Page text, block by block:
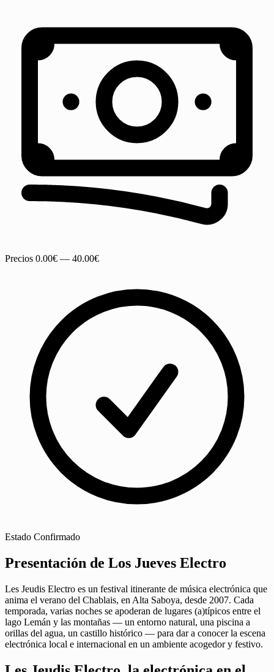
Precios 0.00€ — 40.00€
Estado Confirmado
Presentación de Los Jueves Electro
Les Jeudis Electro es un festival itinerante de música electrónica que
anima el verano del Chablais, en Alta Saboya, desde 2007. Cada
temporada, varias noches se apoderan de lugares (a)típicos entre el
lago Lemán y las montañas — un entorno natural, una piscina a
orillas del agua, un castillo histórico — para dar a conocer la escena
electrónica local e internacional en un ambiente acogedor y festivo.